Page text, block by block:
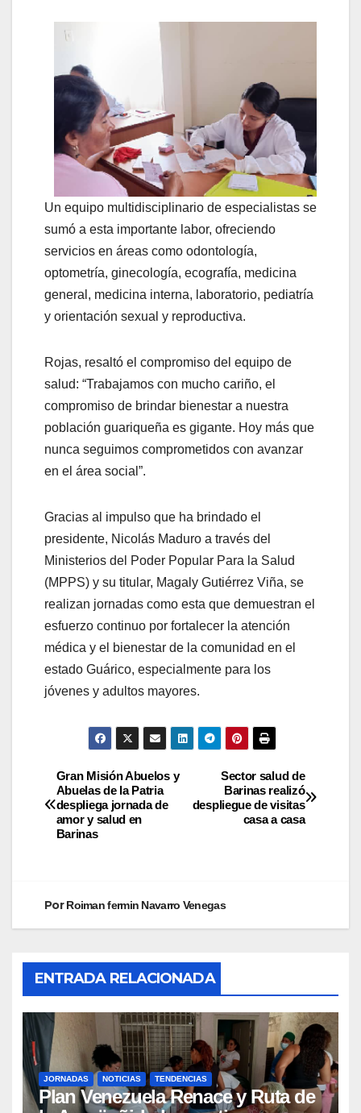
Un equipo multidisciplinario de especialistas se
sumó a esta importante labor, ofreciendo
servicios en áreas como odontología,
optometría, ginecología, ecografía, medicina
general, medicina interna, laboratorio, pediatría
y orientación sexual y reproductiva.
Rojas, resaltó el compromiso del equipo de
salud: “Trabajamos con mucho cariño, el
compromiso de brindar bienestar a nuestra
población guariqueña es gigante. Hoy más que
nunca seguimos comprometidos con avanzar
en el área social”.
Gracias al impulso que ha brindado el
presidente, Nicolás Maduro a través del
Ministerios del Poder Popular Para la Salud
(MPPS) y su titular, Magaly Gutiérrez Viña, se
realizan jornadas como esta que demuestran el
esfuerzo continuo por fortalecer la atención
médica y el bienestar de la comunidad en el
estado Guárico, especialmente para los
jóvenes y adultos mayores.
Sector salud de
Barinas realizó
despliegue de visitas
casa a casa
Gran Misión Abuelos y
Abuelas de la Patria
despliega jornada de
amor y salud en
Barinas
PorRoiman fermin Navarro Venegas
ENTRADA RELACIONADA
JORNADAS NOTICIAS TENDENCIAS
Plan Venezuela Renace y Ruta de